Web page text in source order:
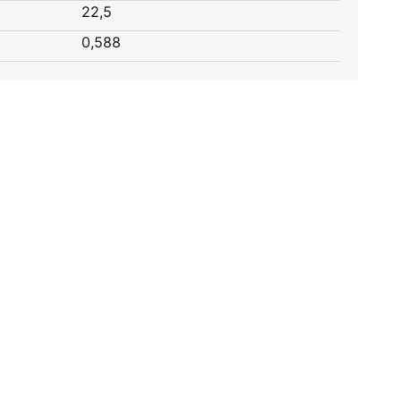
22,5
0,588